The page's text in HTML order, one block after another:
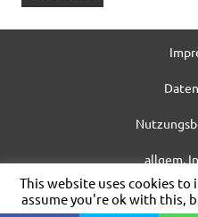
allgem.
WordPress-Theme:
This website uses cookies
assume you're ok with this,